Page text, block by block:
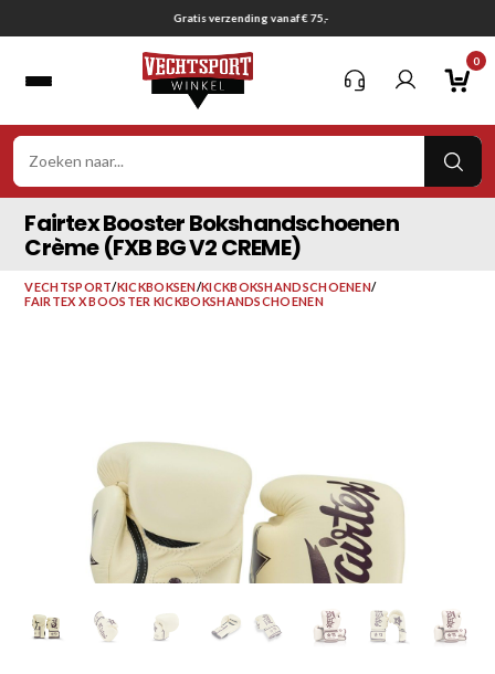
naar
Gratis verzending vanaf € 75,-
0
Fairtex Booster Bokshandschoenen
Crème (FXB BG V2 CREME)
VECHTSPORT/KICKBOKSEN/KICKBOKSHANDSCHOENEN/
FAIRTEX X BOOSTER KICKBOKSHANDSCHOENEN